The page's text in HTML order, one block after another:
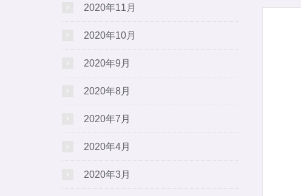
2020年11月
2020年10月
2020年9月
2020年8月
2020年7月
2020年4月
2020年3月